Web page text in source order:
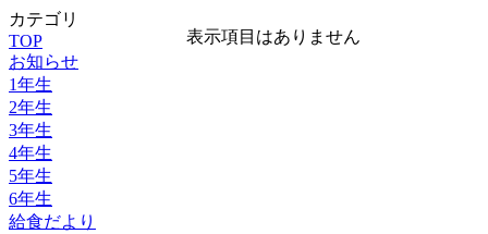
カテゴリ
TOP
お知らせ
1年生
2年生
3年生
4年生
5年生
6年生
給食だより
表示項目はありません